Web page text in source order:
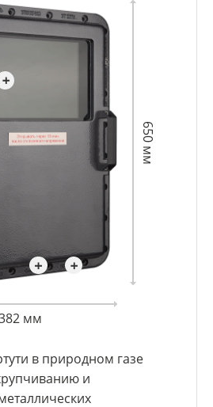
мм
650 мм
в природном газе
и